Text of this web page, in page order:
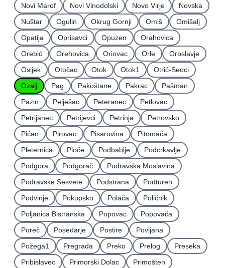
Novi Marof
Novi Vinodolski Novo Virje
Novska
Nuštar
Ogulin Okrug Gornji Omiš
Omišalj
Opatija
Oprisavci Opuzen
Orahovica
Orebić
Orehovica Oriovac Orle
Oroslavje
Osijek
Otočac Otok Otok1
Otrić-Seoci
Ozalj
Pag Pakoštane Pakrac
Pašman
Pazin
Pelješac Peteranec
Petlovac
Petrijanec
Petrijevci Petrinja
Petrovsko
Pićan
Pirovac Pisarovina
Pitomača
Pleternica
Ploče Podbablje
Podcrkavlje
Podgora
Podgorač
Podravska Moslavina
Podravske Sesvete
Podstrana
Podturen
Podvinje
Pokupsko Polača
Poličnik
Poljanica Bistranska
Popovac
Popovača
Poreč
Posedarje Postire
Povljana
Požega1
Pregrada Preko Prelog
Preseka
Pribislavec
Primorski Dolac
Primošten